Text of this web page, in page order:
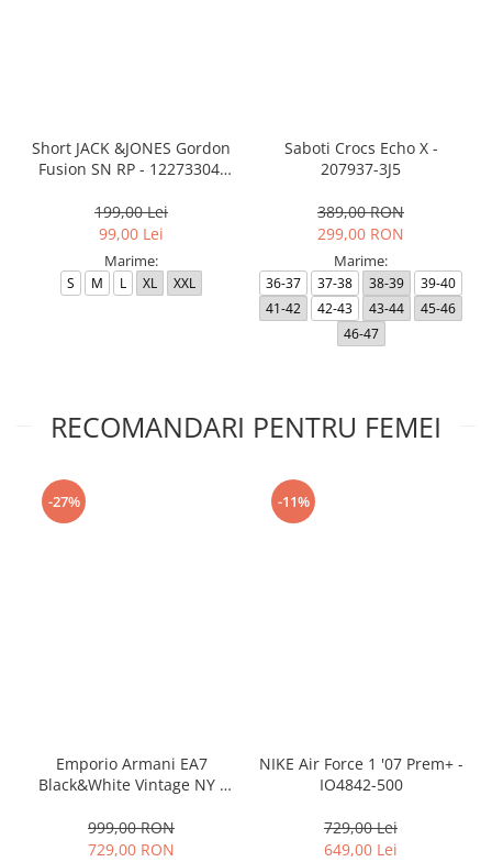
Short JACK &JONES Gordon
Fusion SN RP - 12273304-
199,00 Lei
99,00 Lei
Marime:
S M L XL XXL
Saboti Crocs Echo X -
207937-3J5
389,00 RON
299,00 RON
Marime:
36-37 37-38 38-39
39-40
41-42
42-43 43-44
45-46
46-47
RECOMANDARI PENTRU FEMEI
-27%
Emporio Armani EA7
Black&White Vintage NY -
999,00 RON
729,00 RON
-11%
NIKE Air Force 1 '07 Prem+ -
IO4842-500
729,00 Lei
649,00 Lei